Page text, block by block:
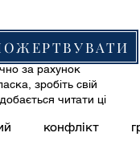
за рахунок
зробіть свій
читати ці
конфлікт